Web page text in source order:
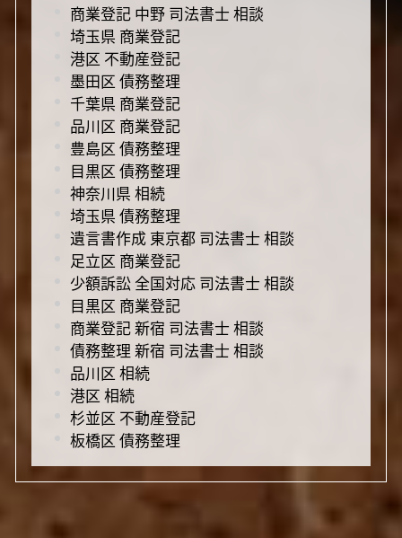
商業登記 中野 司法書士 相談
埼玉県 商業登記
港区 不動産登記
墨田区 債務整理
千葉県 商業登記
品川区 商業登記
豊島区 債務整理
目黒区 債務整理
神奈川県 相続
埼玉県 債務整理
遺言書作成 東京都 司法書士 相談
足立区 商業登記
少額訴訟 全国対応 司法書士 相談
目黒区 商業登記
商業登記 新宿 司法書士 相談
債務整理 新宿 司法書士 相談
品川区 相続
港区 相続
杉並区 不動産登記
板橋区 債務整理